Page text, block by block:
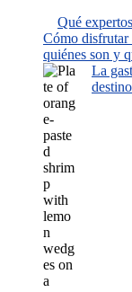
Qué
Cómo disfrutar
quiénes son y
La